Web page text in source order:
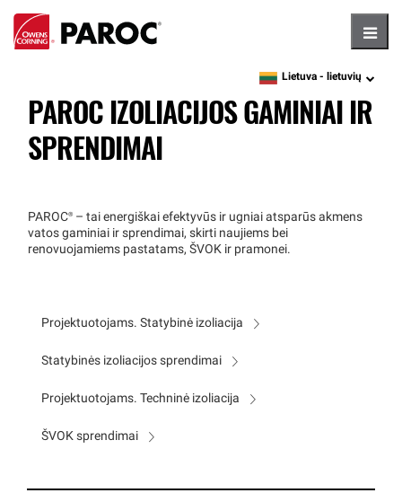
languageLietuva - lietuvių
PAROC IZOLIACIJOS GAMINIAI IR
SPRENDIMAI
PAROC® – tai energiškai efektyvūs ir ugniai atsparūs akmens
vatos gaminiai ir sprendimai, skirti naujiems bei
renovuojamiems pastatams, ŠVOK ir pramonei.
Projektuotojams. Statybinė izoliacija
Statybinės izoliacijos sprendimai
Projektuotojams. Techninė izoliacija
ŠVOK sprendimai